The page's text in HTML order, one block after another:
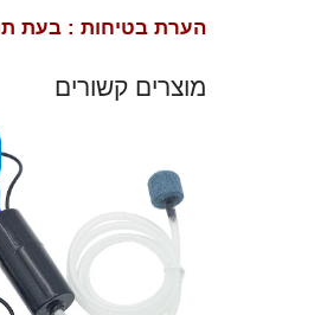
הערת בטיחות : בעת
מוצרים קשורים